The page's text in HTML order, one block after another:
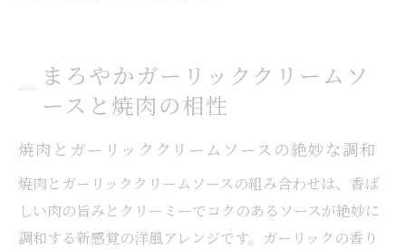
まろやかガーリッククリームソ
ースと焼肉の相性
焼肉とガーリッククリームソースの絶妙な調和
焼肉とガーリッククリームソースの組み合わせは、香ば
しい肉の旨みとクリーミーでコクのあるソースが絶妙に
調和する新感覚の洋風アレンジです。ガーリックの香り